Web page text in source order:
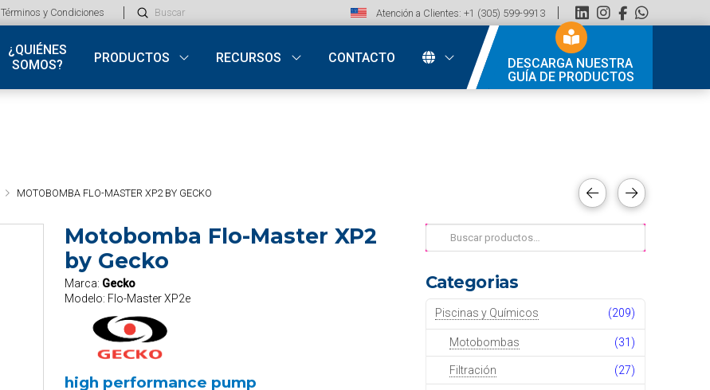
Términos y Condiciones
Search
Submit Atención a Clientes: +1 (305) 599-9913
¿QUIÉNES
SOMOS?
PRODUCTOS RECURSOS CONTACTO
DESCARGA NUESTRA
GUÍA DE PRODUCTOS
MOTOBOMBA FLO-MASTER XP2 BY GECKO
Motobomba Flo-Master XP2
by Gecko
Marca: Gecko
Modelo: Flo-Master XP2e
high performance pump
Buscar
por:
Categorias
Piscinas y Químicos (209)
Motobombas (31)
Filtración (27)